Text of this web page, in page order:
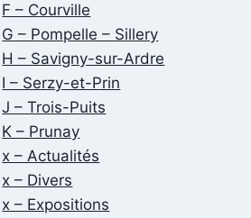
F – Courville
G – Pompelle – Sillery
H – Savigny-sur-Ardre
I – Serzy-et-Prin
J – Trois-Puits
K – Prunay
x – Actualités
x – Divers
x – Expositions